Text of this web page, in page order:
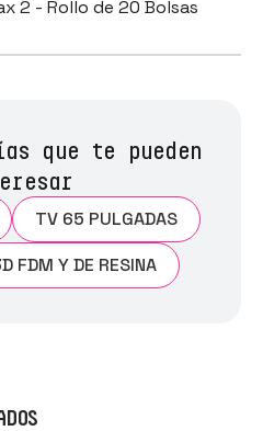
2 - Rollo de 20 Bolsas
que te pueden
TV 65 PULGADAS
FDM Y DE RESINA